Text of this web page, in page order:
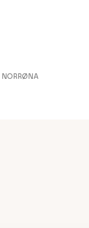
NORRØNA